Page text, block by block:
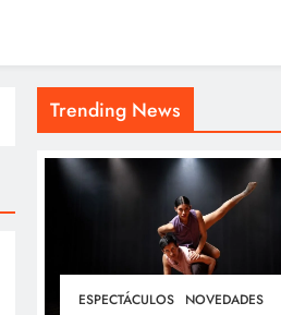
Trending News
ESPECTÁCULOS NOVEDADES